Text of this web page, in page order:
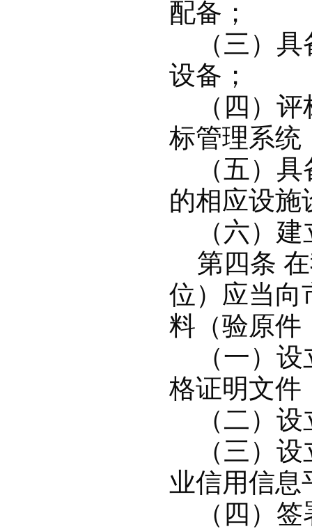
配备；
（三）具
设备；
（四）评
标管理系统
（五）具
的相应设施
（六）建
第四条 在
位）应当向
料（验原件
（一）设
格证明文件
（二）设
（三）设
业信用信息
（四）签